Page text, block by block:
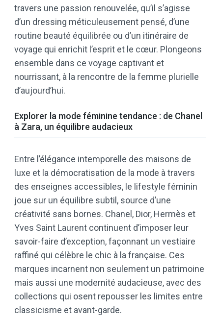
travers une passion renouvelée, qu’il s’agisse
d’un dressing méticuleusement pensé, d’une
routine beauté équilibrée ou d’un itinéraire de
voyage qui enrichit l’esprit et le cœur. Plongeons
ensemble dans ce voyage captivant et
nourrissant, à la rencontre de la femme plurielle
d’aujourd’hui.
Explorer la mode féminine tendance : de Chanel
à Zara, un équilibre audacieux
Entre l’élégance intemporelle des maisons de
luxe et la démocratisation de la mode à travers
des enseignes accessibles, le lifestyle féminin
joue sur un équilibre subtil, source d’une
créativité sans bornes. Chanel, Dior, Hermès et
Yves Saint Laurent continuent d’imposer leur
savoir-faire d’exception, façonnant un vestiaire
raffiné qui célèbre le chic à la française. Ces
marques incarnent non seulement un patrimoine
mais aussi une modernité audacieuse, avec des
collections qui osent repousser les limites entre
classicisme et avant-garde.